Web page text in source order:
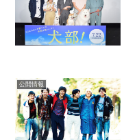
公開情報